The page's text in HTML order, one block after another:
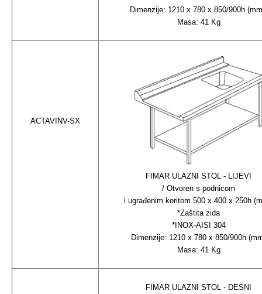
Dimenzije: 1210 x 780 x 850/900h
Masa: 41 Kg
ACTAVINV-SX
FIMAR ULAZNI STOL - LIJEVI
/ Otvoren s podnicom
i ugrađenim koritom 500 x 400 x 250h
*Zaštita zida
*INOX-AISI 304
Dimenzije: 1210 x 780 x 850/900h
Masa: 41 Kg
FIMAR ULAZNI STOL - DESNI